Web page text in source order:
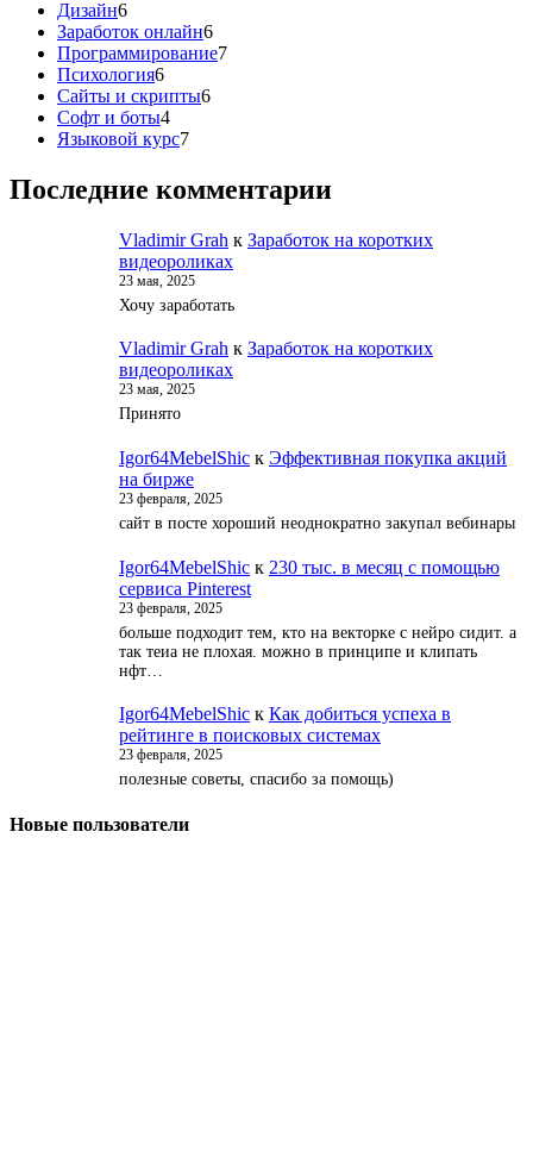
Дизайн66
товаров
Заработок онлайн66
товаров
Программирование77
Психология66
товаров
Сайты и скрипты66
Софт и боты44
товара
Языковой курс77
Последние комментарии
Vladimir Grah к Заработок на коротких
видеороликах
23 мая, 2025
Хочу заработать
Vladimir Grah к Заработок на коротких
видеороликах
23 мая, 2025
Принято
Igor64MebelShic к Эффективная покупка акций
на бирже
23 февраля, 2025
сайт в посте хороший неоднократно закупал вебинары
Igor64MebelShic к 230 тыс. в месяц с помощью
сервиса Pinterest
23 февраля, 2025
больше подходит тем, кто на векторке с нейро сидит. а
так теиа не плохая. можно в принципе и клипать
нфт…
Igor64MebelShic к Как добиться успеха в
рейтинге в поисковых системах
23 февраля, 2025
полезные советы, спасибо за помощь)
Новые пользователи